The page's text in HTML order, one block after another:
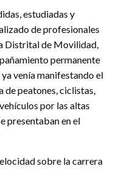
estudiadas y
de profesionales
Distrital de Movilidad,
permanente
venía manifestando el
de peatones, ciclistas,
por las altas
presentaban en el
sobre la carrera